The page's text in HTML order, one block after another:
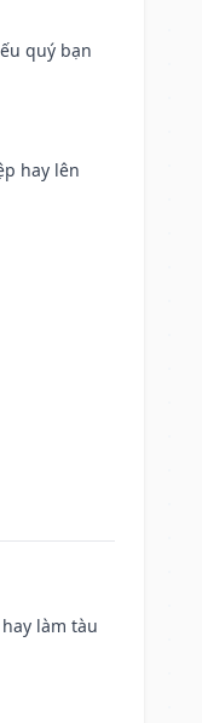
quý bạn
hay lên
làm tàu